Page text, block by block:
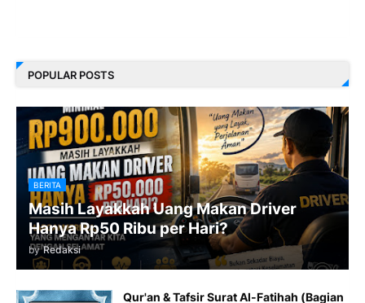
POPULAR POSTS
BERITA
Masih Layakkah Uang Makan Driver
Hanya Rp50 Ribu per Hari?
by Redaksi
Qur'an & Tafsir Surat Al-Fatihah (Bagian